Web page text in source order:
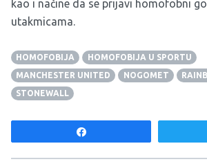
kao i načine da se prijavi homofobni
utakmicama.
HOMOFOBIJA
HOMOFOBIJA U SPORTU
MANCHESTER UNITED
NOGOMET
STONEWALL